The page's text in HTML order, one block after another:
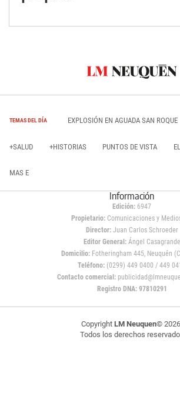
TEMAS DEL DÍA EXPLOSIÓN EN AGUADA SAN ROQUE
+SALUD +HISTORIAS PUNTOS DE VISTA
MAS E
Información
Edición: 6947
Propietario:Comunicaciones y
Director: Juan Carlos Schroeder
Editor General:Ángel Casagrande
Domicilio:Fotheringham 445, Neuquén
Teléfono: (0299) 449 0400 / 449
Contacto comercial:
Registro DNA: 97810291
Copyright LM Neuquen©
Todos los derechos